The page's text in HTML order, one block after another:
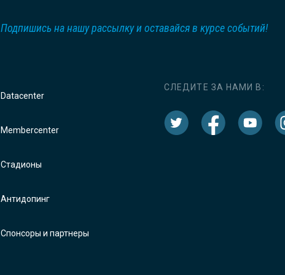
Подпишись на нашу рассылку и оставайся в курсе событий!
Datacenter
Membercenter
Стадионы
Антидопинг
Спонсоры и партнеры
СЛЕДИТЕ ЗА НАМИ В: